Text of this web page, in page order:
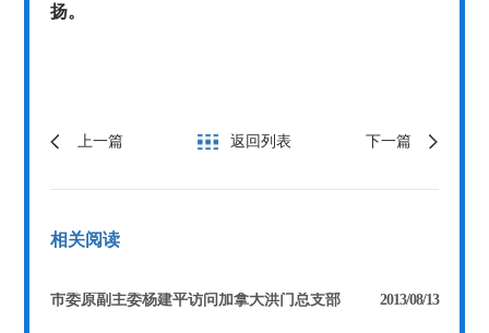
扬。
上一篇 返回列表 下一篇
相关阅读
市委原副主委杨建平访问加拿大洪门总支部 2013/08/13